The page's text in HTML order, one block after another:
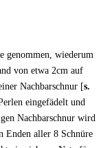
genommen, wiederum
von etwa 2cm auf
Nachbarschnur [s.
eingefädelt und
Nachbarschnur wird
Enden aller 8 Schnüre